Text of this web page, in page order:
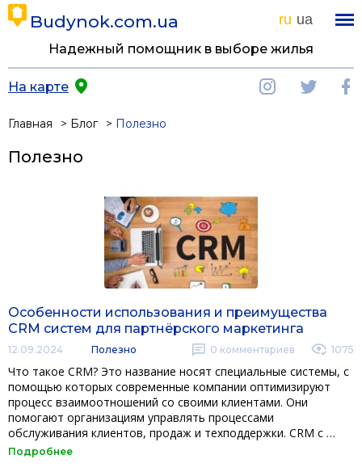
Budynok.com.ua ru ua
Надежный помощник в выборе жилья
На карте
Главная Блог Полезно
Полезно
Особенности использования и преимущества
CRM систем для партнёрского маркетинга
12.09.2024 Полезно 0 комментариев 1075
Что такое CRM? Это название носят специальные системы, с
помощью которых современные компании оптимизируют
процесс взаимоотношений со своими клиентами. Они
помогают организациям управлять процессами
обслуживания клиентов, продаж и техподдержки. CRM с …
Подробнее